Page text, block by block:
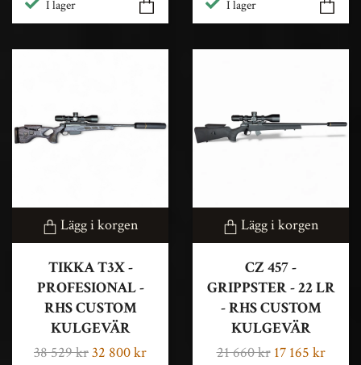
I lager I lager
Lägg i korgen
TIKKA T3X -
PROFESIONAL -
RHS CUSTOM
KULGEVÄR
38 529 kr32 800 kr
Lägg i korgen
CZ 457 -
GRIPPSTER - 22 LR
- RHS CUSTOM
KULGEVÄR
21 660 kr 17 165 kr